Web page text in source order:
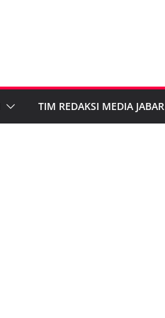
TIM REDAKSI MEDIA JABAR